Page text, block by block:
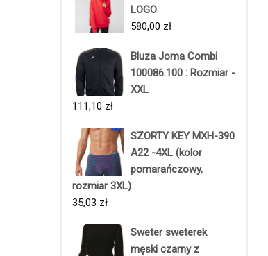
LOGO
580,00 zł
Bluza Joma Combi
100086.100 : Rozmiar -
XXL
111,10 zł
SZORTY KEY MXH-390
A22 -4XL (kolor
pomarańczowy,
rozmiar 3XL)
35,03 zł
Sweter sweterek
męski czarny z